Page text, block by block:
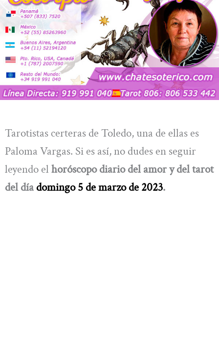
Tarotistas certeras de Toledo, una de ellas es
Paloma Vargas. Si es así, no dudes en seguir
leyendo el horóscopo diario del amor y del tarot
del díadomingo 5 de marzo de 2023.